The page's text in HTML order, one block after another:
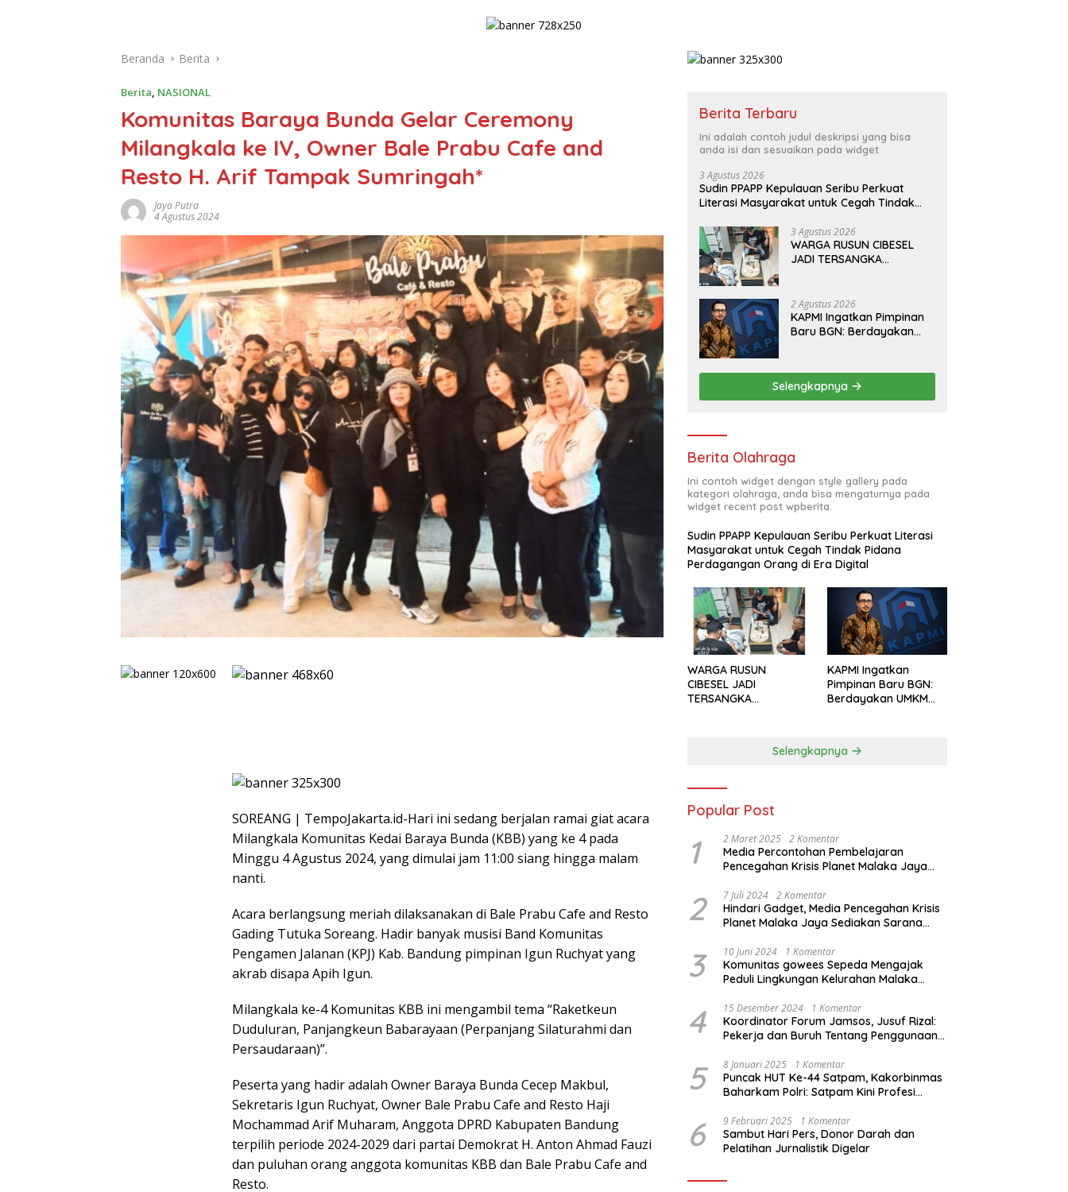
Beranda Berita
Berita NASIONAL
Komunitas Baraya Bunda Gelar Ceremony
Milangkala ke IV, Owner Bale Prabu Cafe and
Resto H. Arif Tampak Sumringah*
Jaya Putra
4 Agustus 2024
SOREANG | TempoJakarta.id-Hari ini sedang berjalan ramai giat acara
Milangkala Komunitas Kedai Baraya Bunda (KBB) yang ke 4 pada
Minggu 4 Agustus 2024, yang dimulai jam 11:00 siang hingga malam
nanti.
Acara berlangsung meriah dilaksanakan di Bale Prabu Cafe and Resto
Gading Tutuka Soreang. Hadir banyak musisi Band Komunitas
Pengamen Jalanan (KPJ) Kab. Bandung pimpinan Igun Ruchyat yang
akrab disapa Apih Igun.
Milangkala ke-4 Komunitas KBB ini mengambil tema “Raketkeun
Duduluran, Panjangkeun Babarayaan (Perpanjang Silaturahmi dan
Persaudaraan)”.
Peserta yang hadir adalah Owner Baraya Bunda Cecep Makbul,
Sekretaris Igun Ruchyat, Owner Bale Prabu Cafe and Resto Haji
Mochammad Arif Muharam, Anggota DPRD Kabupaten Bandung
terpilih periode 2024-2029 dari partai Demokrat H. Anton Ahmad Fauzi
dan puluhan orang anggota komunitas KBB dan Bale Prabu Cafe and
Resto.
Berita Terbaru
Ini adalah contoh judul deskripsi yang bisa
anda isi dan sesuaikan pada widget
3 Agustus 2026
Sudin PPAPP Kepulauan Seribu Perkuat
Literasi Masyarakat untuk Cegah Tindak
3 Agustus 2026
WARGA RUSUN CIBESEL
JADI TERSANGKA
2 Agustus 2026
KAPMI Ingatkan Pimpinan
Baru BGN: Berdayakan
Selengkapnya
Berita Olahraga
Ini contoh widget dengan style gallery pada
kategori olahraga, anda bisa mengaturnya pada
widget recent post wpberita.
Sudin PPAPP Kepulauan Seribu Perkuat Literasi
Masyarakat untuk Cegah Tindak Pidana
Perdagangan Orang di Era Digital
WARGA RUSUN
CIBESEL JADI
TERSANGKA
KAPMI Ingatkan
Pimpinan Baru BGN:
Berdayakan UMKM
Selengkapnya
Popular Post
1 2 Maret 2025 2 Komentar
Media Percontohan Pembelajaran
Pencegahan Krisis Planet Malaka Jaya
2 7 Juli 2024 2 Komentar
Hindari Gadget, Media Pencegahan Krisis
Planet Malaka Jaya Sediakan Sarana
3 10 Juni 2024 1 Komentar
Komunitas gowees Sepeda Mengajak
Peduli Lingkungan Kelurahan Malaka
4 15 Desember 2024 1 Komentar
Koordinator Forum Jamsos, Jusuf Rizal:
Pekerja dan Buruh Tentang Penggunaan
Tapera
5 8 Januari 2025 1 Komentar
Puncak HUT Ke-44 Satpam, Kakorbinmas
Baharkam Polri: Satpam Kini Profesi
6 9 Februari 2025 1 Komentar
Sambut Hari Pers, Donor Darah dan
Pelatihan Jurnalistik Digelar